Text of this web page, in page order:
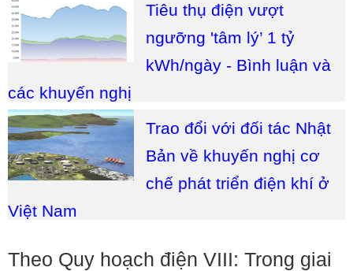
Tiêu thụ điện vượt
ngưỡng 'tâm lý’ 1 tỷ
kWh/ngày - Bình luận và
các khuyến nghị
Trao đổi với đối tác Nhật
Bản về khuyến nghị cơ
chế phát triển điện khí ở
Việt Nam
Theo Quy hoạch điện VIII: Trong giai